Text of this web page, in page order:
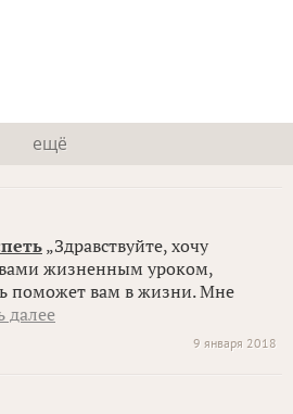
ещё
„Здравствуйте, хочу
вами жизненным уроком,
поможет вам в жизни. Мне
далее
9 января 2018